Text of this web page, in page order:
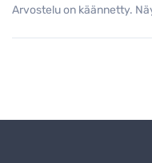
Arvostelu on käännetty.